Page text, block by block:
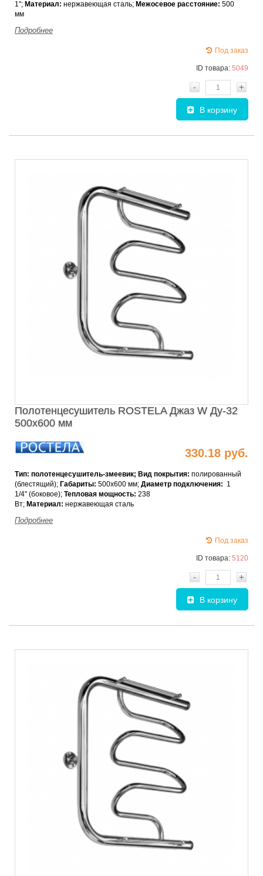
1"; Материал: нержавеющая сталь; Межосевое расстояние: 500
мм
Подробнее
Под заказ
ID товара: 5049
- +
В корзину
Полотенцесушитель ROSTELA Джаз W Ду-32
500х600 мм
330.18 руб.
Тип: полотенцесушитель-змеевик; Вид покрытия: полированный
(блестящий); Габариты: 500x600 мм; Диаметр подключения: 1
1/4" (боковое); Тепловая мощность: 238
Вт; Материал: нержавеющая сталь
Подробнее
Под заказ
ID товара: 5120
- +
В корзину